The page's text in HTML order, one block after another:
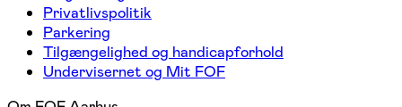
Privatlivspolitik
Parkering
Tilgængelighed og handicapforhold
Undervisernet og Mit FOF